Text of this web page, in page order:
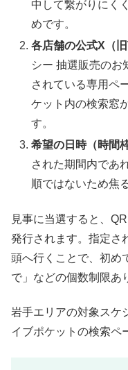
中して繋がりにく
めです。
各店舗の公式X（
シー 抽選販売のお
されている専用ペ
ケット内の検索窓
す。
希望の日時（時間
された期間内であ
順ではないため焦
見事に当選すると、
発行されます。指定さ
頭へ行くことで、初め
で」などの個数制限あ
岩手エリアの対象スケ
イブポケットの検索ペ